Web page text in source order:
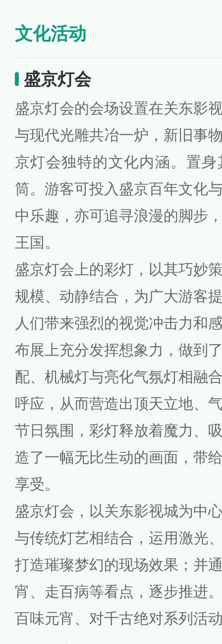
文化活动
盛京灯会
盛京灯会的会场设置在关东影
与现代光雕共冶一炉，新旧事
京灯会独特的文化内涵。置
筒。游客可投入盛京百年文化
中乐趣，亦可追寻浪漫的脚步
王国。
盛京灯会上的彩灯，以其巧妙
规模、动静结合，为广大游客
人们带来强烈的视觉冲击力和
布展上充分发挥想象力，做到
配、机械灯与亮化气氛灯相融
呼应，从而营造出顶天立地、
节日氛围，彩灯释放着魔力、
造了一幅无比生动的画面，带
享受。
盛京灯会，以关东影视城为中
与传统灯艺相结合，运用激光
打造璀璨梦幻的现场效果；并
宵、走百病等看点，逐步推进
百味元宵、对千古绝对系列活